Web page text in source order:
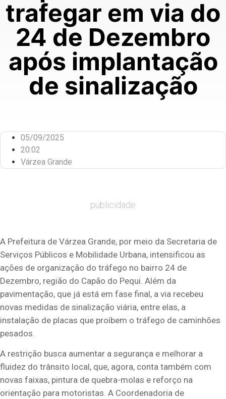
trafegar em via do
24 de Dezembro
após implantação
de sinalização
05/09/2025
20:02
Várzea Grande
publicidade
A Prefeitura de Várzea Grande, por meio da Secretaria de
Serviços Públicos e Mobilidade Urbana, intensificou as
ações de organização do tráfego no bairro 24 de
Dezembro, região do Capão do Pequi. Além da
pavimentação, que já está em fase final, a via recebeu
novas medidas de sinalização viária, entre elas, a
instalação de placas que proíbem o tráfego de caminhões
pesados.
A restrição busca aumentar a segurança e melhorar a
fluidez do trânsito local, que, agora, conta também com
novas faixas, pintura de quebra-molas e reforço na
orientação para motoristas. A Coordenadoria de